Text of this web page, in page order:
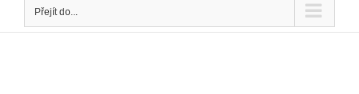
Přejít do...